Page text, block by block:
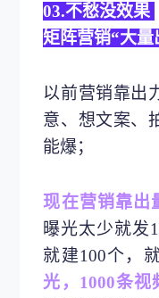
03.不愁没效果
矩阵营销“大量
以前营销靠出
意、想文案、
能爆；
现在营销靠出
曝光太少就发
就建100个，
光，1000条视